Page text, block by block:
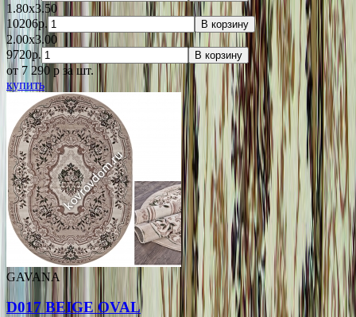
1.80x3.50
10206р.
В корзину
2.00x3.00
9720р.
В корзину
от 7 290 p за шт.
купить
GAVANA
D017 BEIGE OVAL